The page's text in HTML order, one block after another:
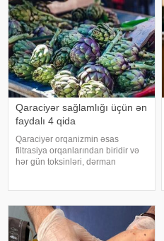
Qaraciyər sağlamlığı üçün ən
faydalı 4 qida
Qaraciyər orqanizmin əsas
filtrasiya orqanlarından biridir və
hər gün toksinləri, dərman
federal ekspert onkologiya
klinikalar